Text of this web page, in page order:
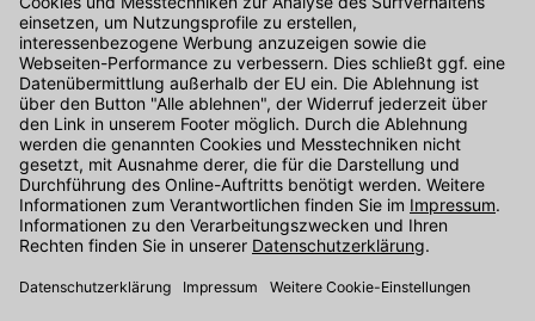
Kontakt
Unser Onlineshop Team ist montags bis freitags von 08:00 - 17:00
Uhr unter der Telefonnummer07071 / 151-151für Sie erreichbar.
Alternativ können Sie unser Kontaktformular nutzen.
Den Kontakt direkt in unsere Niederlassungen finden Sie hier
Folgen Sie uns auf: